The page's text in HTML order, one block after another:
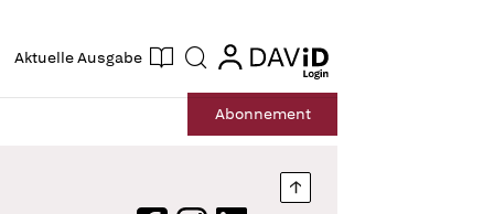
Aktuelle Ausgabe Suche login
login
Abonnement
Nach oben springen